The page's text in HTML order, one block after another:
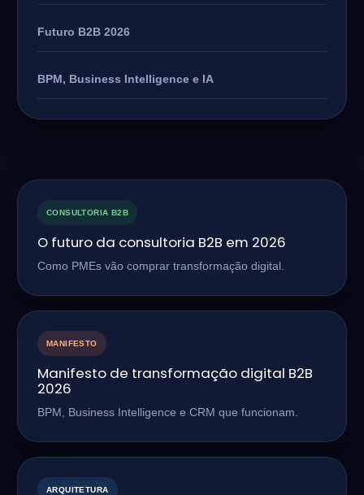
Futuro B2B 2026
BPM, Business Intelligence e IA
CONSULTORIA B2B
O futuro da consultoria B2B em 2026
Como PMEs vão comprar transformação digital.
MANIFESTO
Manifesto de transformação digital B2B
2026
BPM, Business Intelligence e CRM que funcionam.
ARQUITETURA